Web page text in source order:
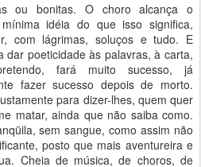
ou bonitas. O choro alcança o
idéia do que isso significa,
com lágrimas, soluços e tudo. E
dar poeticidade às palavras, à carta,
fará muito sucesso, já
fazer sucesso depois de morto.
para dizer-lhes, quem quer
matar, ainda que não saiba como.
sem sangue, como assim não
posto que mais aventureira e
Cheia de música, de choros, de